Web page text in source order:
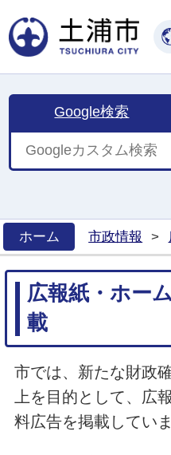
Google検索
ホーム
市政情報 >
広報紙・ホー
載
市では、新たな財政
上を目的として、広
料広告を掲載していま